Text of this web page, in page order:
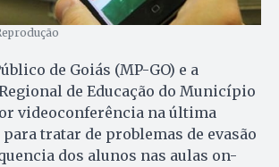
de Goiás (MP-GO) e a
de Educação do Município
videoconferência na última
tratar de problemas de evasão
dos alunos nas aulas on-